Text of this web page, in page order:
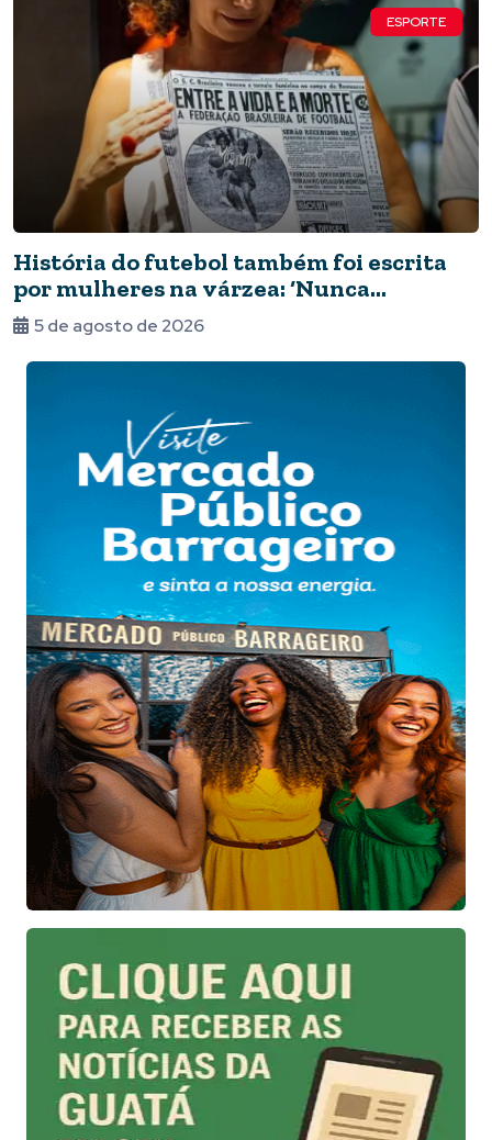
ESPORTE
História do futebol também foi escrita
por mulheres na várzea: ‘Nunca
deixaram de jogar’
5 de agosto de 2026